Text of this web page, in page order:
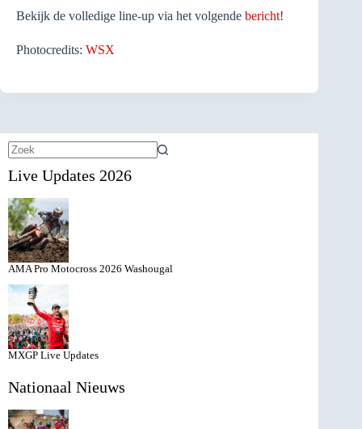
Bekijk de volledige line-up via het volgende bericht!
Photocredits: WSX
resultaten
Live Updates 2026
AMA Pro Motocross 2026 Washougal
MXGP Live Updates
Nationaal Nieuws